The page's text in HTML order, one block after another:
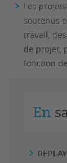
Les
soutenus
travail,
de projet,
fonction
En